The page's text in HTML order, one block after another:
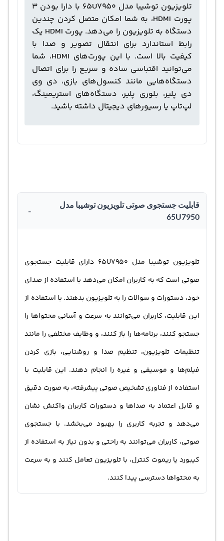
تلویزیون توشیبا مدل 65U7950 با دارا بودن 3
پورت HDMI، به شما امکان متصل کردن چندین
دستگاه به تلویزیون را می‌دهد. پورت HDMI یک
رابط استاندارد برای انتقال تصویر و صدا با
کیفیت بالا است. با این پورت‌های HDMI، شما
می‌توانید اقتباسی ساده و سریع را برای اتصال
دستگاه‌هایی مانند کنسول‌های بازی، دی وی
دی پلیر، بلوری پلیر، دستگاه‌های استریمینگ،
لپ‌تاپ یا رسیورهای دیجیتال داشته باشید.
قابلیت جستجوی صوتی تلویزیون توشیبا مدل
65U7950
-
تلویزیون توشیبا مدل 65U7950 دارای قابلیت جستجوی
صوتی است که به کاربران امکان می‌دهد با استفاده از صدای
خود، دستورات و سوالات را به تلویزیون بدهند. با استفاده از
این قابلیت، کاربران می‌توانند به سرعت و آسانی محتواها را
جستجو کنند، برنامه‌ها را باز کنند، و وظایف مختلفی را مانند
تنظیمات تلویزیون، تنظیم صدا و روشنایی، بازی کردن
فیلم‌ها و موسیقی و غیره را انجام دهند. این قابلیت با
استفاده از فناوری تشخیص صوتی پیشرفته، به صورت دقیق
و قابل اعتماد به صداها و دستورات کاربران واکنش نشان
می‌دهد و تجربه کاربری را بهبود می‌بخشد. با جستجوی
صوتی، کاربران می‌توانند به راحتی و بدون نیاز به استفاده از
کیبورد یا ریموت کنترل، با تلویزیون تعامل کنند و به سرعت
به محتواها دسترسی پیدا کنند.